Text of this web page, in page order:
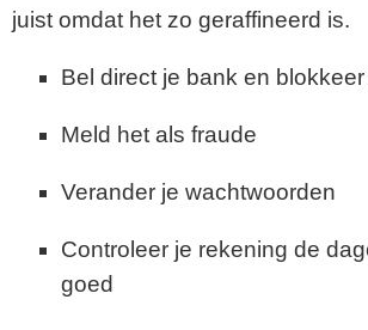
juist omdat het zo geraffineerd is.
Bel direct je bank en
Meld het als fraude
Verander je wachtwoorden
Controleer je rekening de
goed